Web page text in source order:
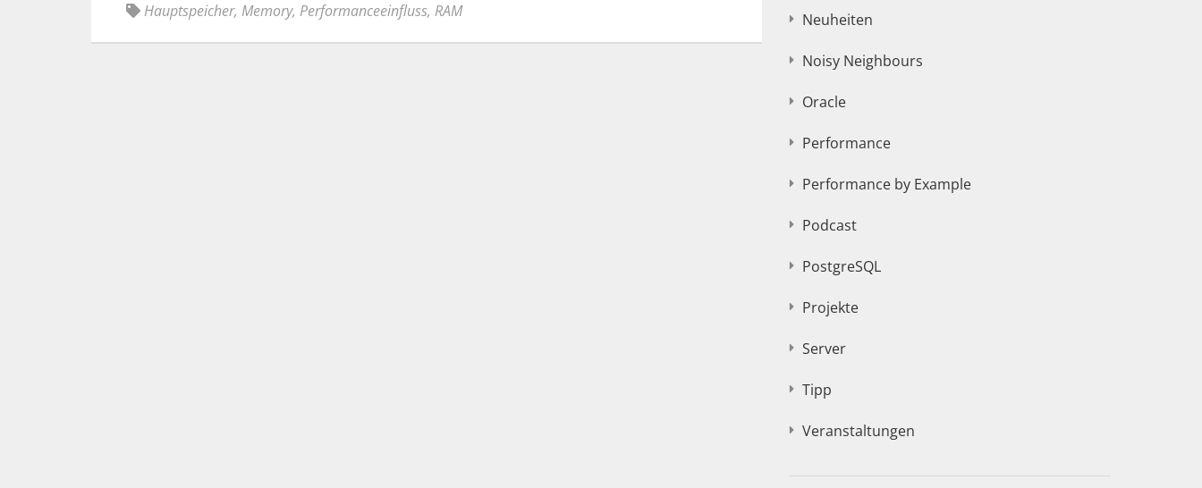
Hauptspeicher, Memory, Performanceeinfluss, RAM Neuheiten
Noisy Neighbours
Oracle
Performance
Performance by Example
Podcast
PostgreSQL
Projekte
Server
Tipp
Veranstaltungen